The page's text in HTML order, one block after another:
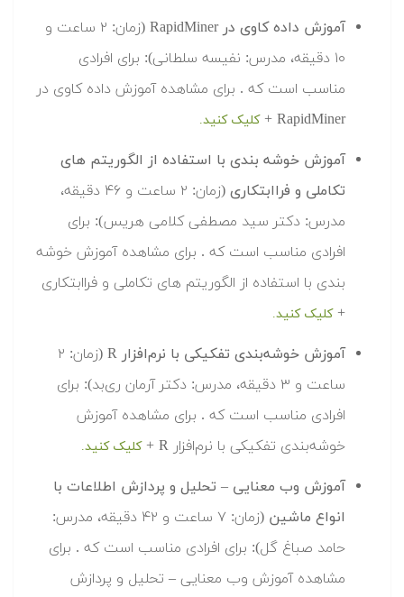
آموزش داده کاوی در RapidMiner
(زمان: ۲ ساعت و
۱۰ دقیقه، مدرس: نفیسه سلطانی): برای افرادی
مناسب است که . برای مشاهده آموزش داده کاوی در
RapidMiner +
کلیک کنید.
آموزش خوشه بندی با استفاده از الگوریتم های
تکاملی و فراابتکاری
(زمان: ۲ ساعت و ۴۶ دقیقه،
مدرس: دکتر سید مصطفی کلامی هریس): برای
افرادی مناسب است که . برای مشاهده آموزش خوشه
بندی با استفاده از الگوریتم های تکاملی و فراابتکاری
+کلیک کنید.
آموزش خوشه‌بندی تفکیکی با نرم‌افزار R
(زمان: ۲
ساعت و ۳ دقیقه، مدرس: دکتر آرمان ری‌بد): برای
افرادی مناسب است که . برای مشاهده آموزش
خوشه‌بندی تفکیکی با نرم‌افزار R +
کلیک کنید.
آموزش وب معنایی – تحلیل و پردازش اطلاعات با
انواع ماشین
(زمان: ۷ ساعت و ۴۲ دقیقه، مدرس:
حامد صباغ گل): برای افرادی مناسب است که . برای
مشاهده آموزش وب معنایی – تحلیل و پردازش